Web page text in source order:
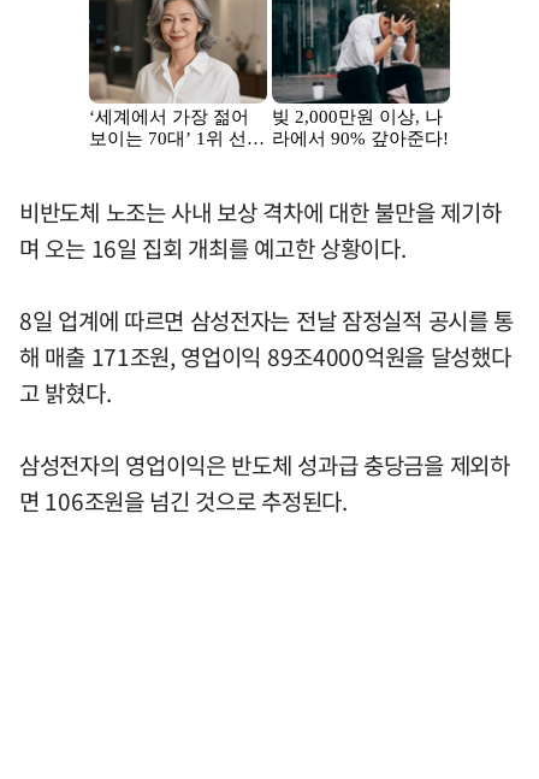
비반도체 노조는 사내 보상 격차에 대한 불만을 제기하
며 오는 16일 집회 개최를 예고한 상황이다.
8일 업계에 따르면 삼성전자는 전날 잠정실적 공시를 통
해 매출 171조원, 영업이익 89조4000억원을 달성했다
고 밝혔다.
삼성전자의 영업이익은 반도체 성과급 충당금을 제외하
면 106조원을 넘긴 것으로 추정된다.